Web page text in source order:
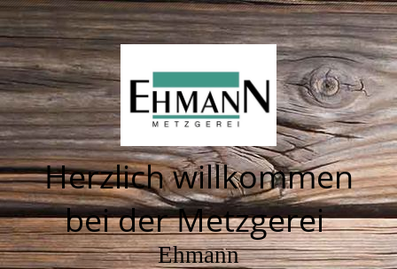
Herzlich willkommen
bei der Metzgerei
Ehmann